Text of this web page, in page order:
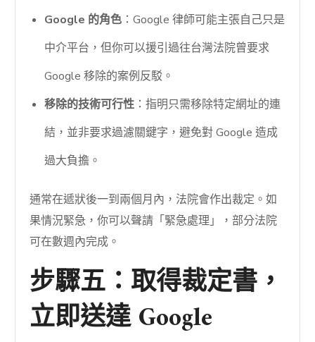
Google 的角色 ：Google 律師可能主張自己只是
中介平台，但你可以援引過往台灣法院曾要求
Google 移除的案例反駁。
移除的技術可行性 ：指明只需移除特定網址的連
結，並非要求過濾關鍵字，避免對 Google 造成
過大負擔。
通常在遞狀後一到兩個月內，法院會作出裁定。如
果情況緊急，你可以聲請「緊急處理」，部分法院
可在數週內完成。
步驟五：取得裁定書，
立即送達 Google